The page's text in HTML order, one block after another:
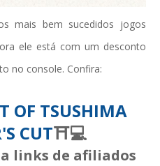
mais bem sucedidos jogos
ele está com um desconto
no console. Confira:
OF TSUSHIMA
CUT⛩️💻
links de afiliados